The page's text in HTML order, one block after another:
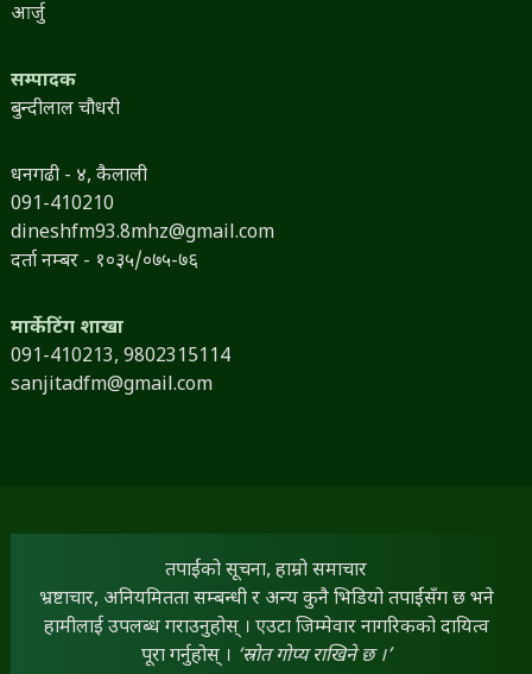
आर्जु
सम्पादक
बुन्दीलाल चौधरी
धनगढी - ४, कैलाली
091-410210
dineshfm93.8mhz@gmail.com
दर्ता नम्बर - १०३५/०७५-७६
मार्केटिंग शाखा
091-410213, 9802315114
sanjitadfm@gmail.com
तपाईंको सूचना, हाम्रो समाचार
भ्रष्टाचार, अनियमितता सम्बन्धी र अन्य कुनै भिडियो तपाईंसँग छ भने
हामीलाई उपलब्ध गराउनुहोस् । एउटा जिम्मेवार नागरिकको दायित्व
पूरा गर्नुहोस् । ‘स्रोत गोप्य राखिने छ ।’